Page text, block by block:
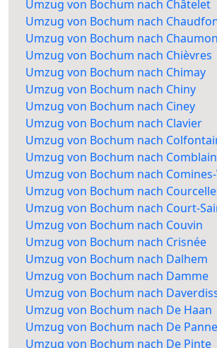
Umzug von Bochum nach Châtelet
Umzug von Bochum nach
Umzug von Bochum nach
Umzug von Bochum nach Chièvres
Umzug von Bochum nach Chimay
Umzug von Bochum nach Chiny
Umzug von Bochum nach Ciney
Umzug von Bochum nach Clavier
Umzug von Bochum nach
Umzug von Bochum nach
Umzug von Bochum nach
Umzug von Bochum nach
Umzug von Bochum nach Court-
Umzug von Bochum nach Couvin
Umzug von Bochum nach Crisnée
Umzug von Bochum nach Dalhem
Umzug von Bochum nach Damme
Umzug von Bochum nach
Umzug von Bochum nach De Haan
Umzug von Bochum nach De Panne
Umzug von Bochum nach De Pinte